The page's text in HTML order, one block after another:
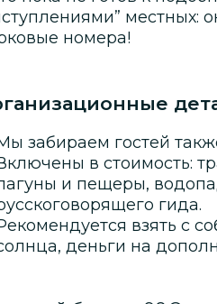
местных:
номера!
забираем гостей
в стоимость:
и пещеры,
гида.
взять с
деньги на